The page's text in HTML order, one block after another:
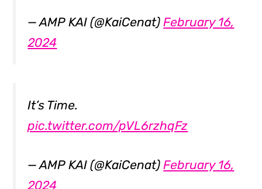
— AMP KAI (@KaiCenat)February 16,
2024
It’s Time.
pic.twitter.com/pVL6rzhqFz
— AMP KAI (@KaiCenat)February 16,
2024